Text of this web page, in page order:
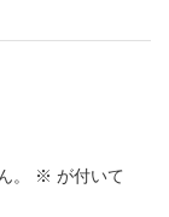
。 ※ が付いて